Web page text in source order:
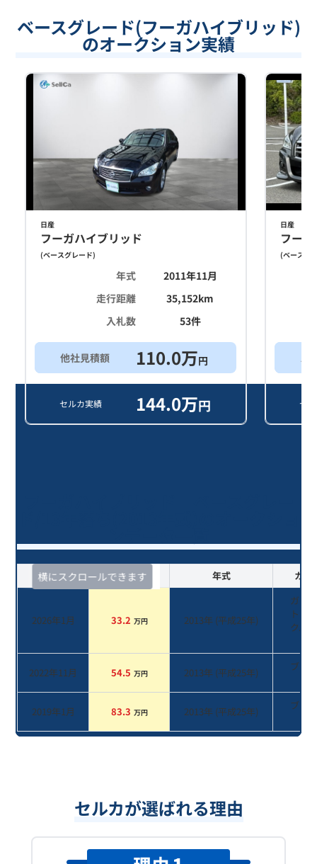
ベースグレード(フーガハイブリッド)
のオークション実績
日産
フーガハイブリッド
(ベースグレード)
年式
2011年11月
走行距離
35,152km
入札数
53件
他社見積額 110.0万円
セルカ実績 144.0万円
日産
フー
(ベースグ
セ
横にスクロールできます
査定時期 セルカ実績 年式 カラ
2026年1月 33.2 万円 2013年 (平成25年)
ガー
トブ
クパ
2022年11月 54.5 万円 2013年 (平成25年)
ブラ
2019年1月 83.3 万円 2013年 (平成25年)
ブラ
セルカが選ばれる理由